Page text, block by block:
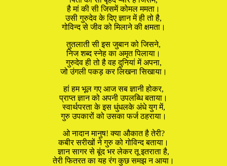
है मां की सी जिसमें कोमल ममता।
उसी गुरुदेव के दिए ज्ञान में ही तो है,
गोविन्द से जीव को मिलाने की क्षमता।
तुतलाती सी इस जुबान को जिसने,
निज शब्द स्नेह का अमृत पिलाया।
गुरुदेव ही तो है वह दुनियां में अपना,
जो उंगली पकड़ कर लिखना सिखाया।
हां हम भूल गए आज सब ज्ञानी होकर,
प्राप्त ज्ञान को अपनी उपलब्धि बताया।
स्वार्थपरता के इस धुंधलके अंधे युग में,
गुरु उपकारों को उसका फर्ज ठहराया।
ओ नादान मानुष! क्या औकात है तेरी?
कबीर सरीखों ने गुरु को गोविन्द बताया।
ज्ञान सागर से बूंद भर लेकर तू इतराता है,
तेरी फितरत का यह रंग कुछ समझ न आया।